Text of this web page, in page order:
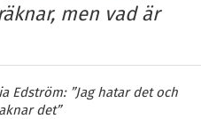
men vad är
Edström: ”Jag hatar det och
det”